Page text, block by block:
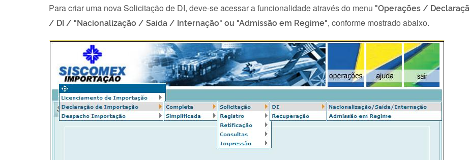
Para criar uma nova Solicitação de DI, deve-se acessar a funcionalidade através do menu "Operações /
/ DI / "Nacionalização / Saída / Internação" ou "Admissão em Regime", conforme mostrado abaixo.